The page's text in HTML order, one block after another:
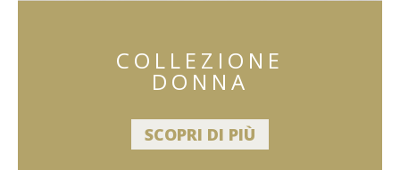
COLLEZIONE
DONNA
SCOPRI DI PIÙ